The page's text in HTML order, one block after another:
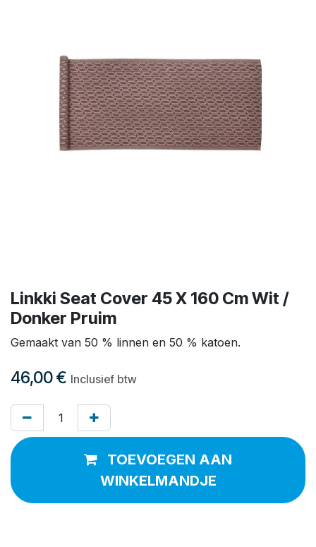
Linkki Seat Cover 45 X 160 Cm Wit /
Donker Pruim
Gemaakt van 50 % linnen en 50 % katoen.
46,00€ Inclusief btw
TOEVOEGEN AAN
WINKELMANDJE